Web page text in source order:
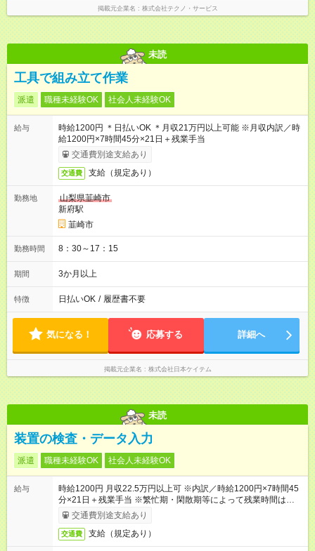
掲載元企業名 株式会社テクノ・サービス
未読
工具で組み立て作業
派遣 職種未経験OK 社会人未経験OK
給与
時給1200円 ＊日払いOK ＊月収21万円以上可能 ※月収内訳／時
給1200円×7時間45分×21日＋残業手当
交通費別途支給あり
交通費 支給（規定あり）
勤務地
山梨県韮崎市
新府駅
韮崎市
勤務時間 8：30～17：15
期間 3か月以上
特徴 日払いOK / 履歴書不要
気になる！ 応募する 詳細へ
掲載元企業名 株式会社日本ケイテム
未読
装置の検査・データ入力
派遣 職種未経験OK 社会人未経験OK
給与
時給1200円 月収22.5万円以上可 ※内訳／時給1200円×7時間45
分×21日＋残業手当 ※繁忙期・閑散期等によって残業時間は変動
します ＊日払い・仮払いOK（アプリでカンタン申請！）
交通費別途支給あり
交通費 支給（規定あり）